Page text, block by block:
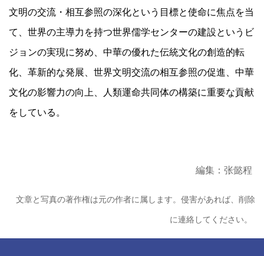
文明の交流・相互参照の深化という目標と使命に焦点を当
て、世界の主導力を持つ世界儒学センターの建設というビ
ジョンの実現に努め、中華の優れた伝統文化の創造的転
化、革新的な発展、世界文明交流の相互参照の促進、中華
文化の影響力の向上、人類運命共同体の構築に重要な貢献
をしている。
編集：张懿程
文章と写真の著作権は元の作者に属します。侵害があれば、削除
に連絡してください。